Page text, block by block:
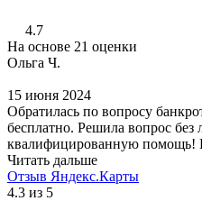
4.7
На основе 21 оценки
Ольга Ч.
15 июня 2024
Обратилась по вопросу
бесплатно. Решила вопрос без
квалифицированную помощь!
Читать дальше
Отзыв Яндекс.Карты
4.3 из 5